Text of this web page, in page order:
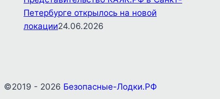
Петербурге открылось на новой
локации24.06.2026
©2019 - 2026 Безопасные-Лодки.РФ